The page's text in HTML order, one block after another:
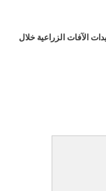
الآفات الزراعية خلال